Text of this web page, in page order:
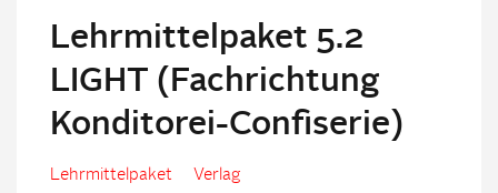
Lehrmittelpaket 5.2
LIGHT (Fachrichtung
Konditorei-Confiserie)
Lehrmittelpaket Verlag